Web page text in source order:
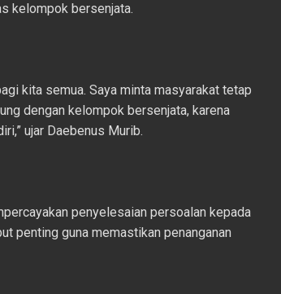
kelompok bersenjata.
kita semua. Saya minta masyarakat tetap
dengan kelompok bersenjata, karena
ujar Daebenus Murib.
penyelesaian persoalan kepada
penting guna memastikan penanganan